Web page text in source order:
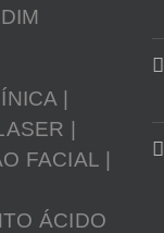
|
|
FACIAL |
ÁCIDO